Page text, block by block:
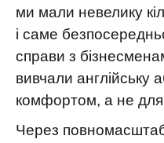
ми мали невелику
і саме
справи з
вивчали англійську
комфортом, а не
Через